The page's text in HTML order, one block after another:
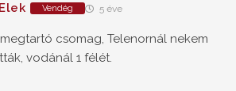
Vendég 5 éve
csomag, Telenornál nekem
vodánál 1 félét.